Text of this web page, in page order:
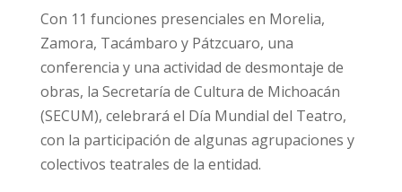
Con 11 funciones presenciales en Morelia,
Zamora, Tacámbaro y Pátzcuaro, una
conferencia y una actividad de desmontaje de
obras, la Secretaría de Cultura de Michoacán
(SECUM), celebrará el Día Mundial del Teatro,
con la participación de algunas agrupaciones y
colectivos teatrales de la entidad.